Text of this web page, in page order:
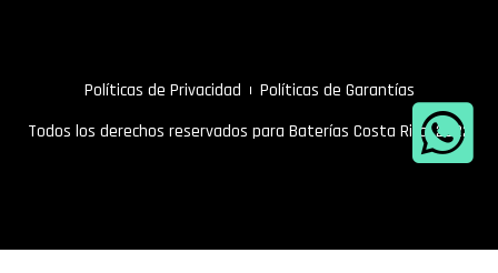
Políticas de Privacidad
Políticas de Garantías
Todos los derechos reservados para Baterías Costa Rica. 2022